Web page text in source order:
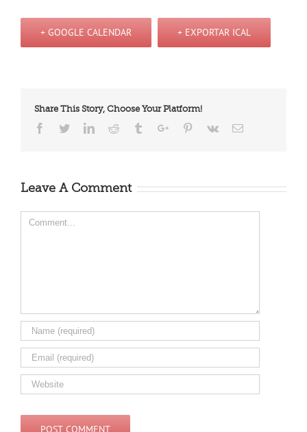
+ GOOGLE CALENDAR + EXPORTAR ICAL
Share This Story, Choose Your Platform!
Facebook
TwitterLinkedinReddit TumblrGoogle+Pinterest
Vk Email
Leave A Comment
Comment